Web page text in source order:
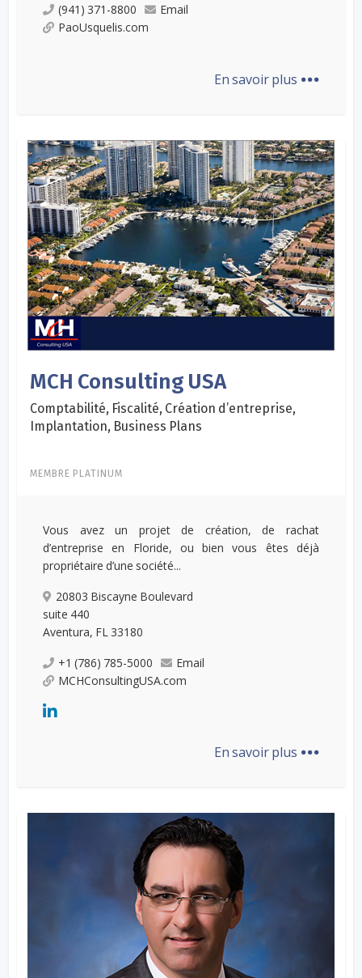
(941) 371-8800
Email
PaoUsquelis.com
En savoir plus ...
MCH Consulting USA
Comptabilité, Fiscalité, Création d’entreprise,
Implantation, Business Plans
MEMBRE PLATINUM
Vous avez un projet de création, de rachat
d’entreprise en Floride, ou bien vous êtes déjà
propriétaire d’une société...
20803 Biscayne Boulevard
suite 440
Aventura, FL 33180
+1 (786) 785-5000
Email
MCHConsultingUSA.com
En savoir plus ...